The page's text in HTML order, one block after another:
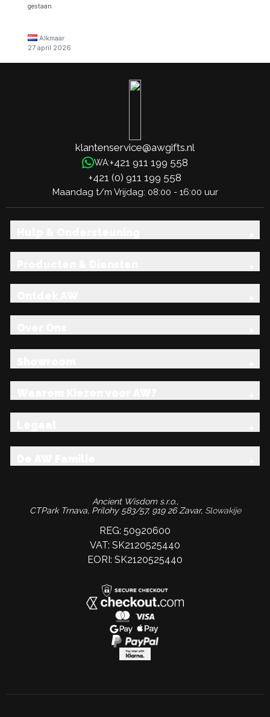
gestaan
Alkmaar
27 april 2026
klantenservice@awgifts.nl
WA:+421 911 199 558
+421 (0) 911 199 558
Maandag t/m Vrijdag: 08:00 - 16:00 uur
Ancient Wisdom s.r.o.,
CTPark Trnava, Prílohy 583/57, 919 26 Zavar, Slowakije
REG: 50920600
VAT: SK2120525440
EORI: SK2120525440